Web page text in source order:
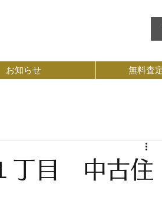
お知らせ 無料査
丁目 中古住